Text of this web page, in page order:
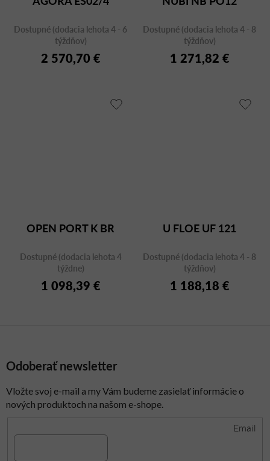
Dostupné (dodacia lehota 4 - 6
týždňov)
2 570,70 €
Dostupné (dodacia lehota 4 - 8
týždňov)
1 271,82 €
OPEN PORT K BR
Dostupné (dodacia lehota 4
týždne)
1 098,39 €
U FLOE UF 121
Dostupné (dodacia lehota 4 - 8
týždňov)
1 188,18 €
Odoberať newsletter
Vložte svoj e-mail a my Vám budeme zasielať informácie o
nových produktoch na našom e-shope.
Email